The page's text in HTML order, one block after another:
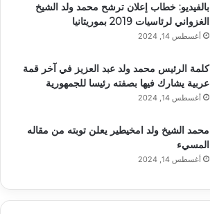
بالفيديو: خطاب إعلان ترشح محمد ولد الشيخ
الغزواني لرئاسيات 2019 بموريتانيا
أغسطس 14, 2024
كلمة الرئيس محمد ولد عبد العزيز في آخر قمة
عربية يشارك فيها بصفته رئيسا للجمهورية
أغسطس 14, 2024
محمد الشيخ ولد امخيطير يعلن توبته من مقاله
المسيء
أغسطس 14, 2024